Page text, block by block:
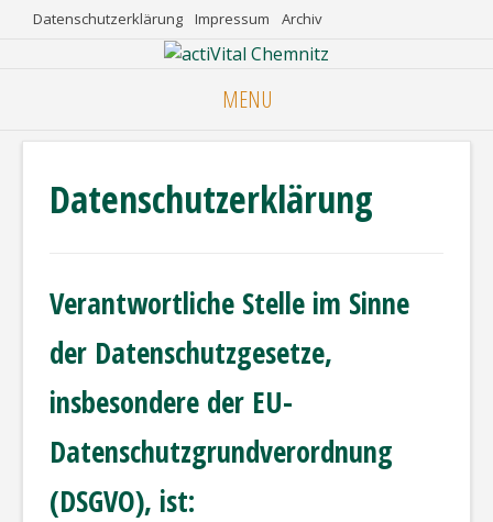
SkipDatenschutzerklärung Impressum Archiv
MENU
Datenschutzerklärung
Verantwortliche Stelle im Sinne
der Datenschutzgesetze,
insbesondere der EU-
Datenschutzgrundverordnung
(DSGVO), ist: